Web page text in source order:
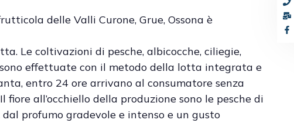
delle Valli Curone, Grue, Ossona è
Le coltivazioni di pesche, albicocche, ciliegie,
effettuate con il metodo della lotta integrata e
entro 24 ore arrivano al consumatore senza
fiore all’occhiello della produzione sono le pesche di
dal profumo gradevole e intenso e un gusto